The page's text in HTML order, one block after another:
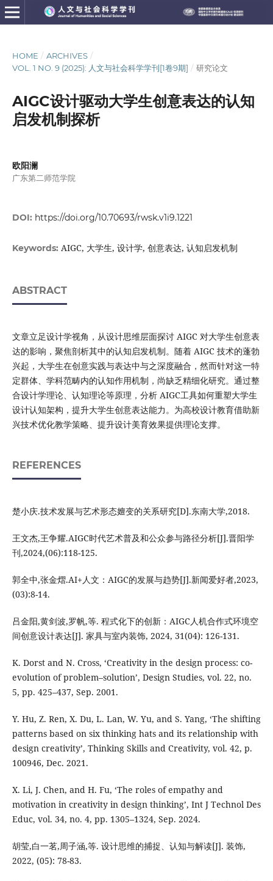
HOME / ARCHIVES /
VOL. 1 NO. 9 (2025): 人文与社会科学学刊[1卷9期] / 研究论文
AIGC设计驱动大学生创意表达的认知
启发机制探析
欧阳澜
广东第二师范学院
DOI: https://doi.org/10.70693/rwsk.v1i9.1221
Keywords: AIGC, 大学生, 设计学, 创意表达, 认知启发机制
ABSTRACT
文章立足设计学视角，从设计思维层面探讨 AIGC 对大学生创意表
达的影响，聚焦剖析其中的认知启发机制。随着 AIGC 技术的蓬勃
兴起，大学生在创意实践与表达中与之深度融合，然而针对这一特
定群体、学科范畴内的认知作用机制，尚缺乏精细化研究。通过整
合设计学理论、认知理论等原理，分析 AIGC工具如何重塑大学生
设计认知架构，提升大学生创意表达能力。为高校设计教育借助新
兴技术优化教学策略、提升设计美育效果提供理论支撑。
REFERENCES
楚小庆.技术发展与艺术形态嬗变的关系研究[D].东南大学,2018.
王文杰,王争耀.AIGC时代艺术普及和公众参与路径分析[J].晋阳学
刊,2024,(06):118-125.
郭全中,张金熠.AI+人文：AIGC的发展与趋势[J].新闻爱好者,2023,
(03):8-14.
吕金阳,黄剑波,罗帆,等. 程式化下的创新：AIGC人机合作式环境空
间创意设计表达[J]. 家具与室内装饰, 2024, 31(04): 126-131.
K. Dorst and N. Cross, ‘Creativity in the design process: co-
evolution of problem–solution’, Design Studies, vol. 22, no.
5, pp. 425–437, Sep. 2001.
Y. Hu, Z. Ren, X. Du, L. Lan, W. Yu, and S. Yang, ‘The shifting
patterns based on six thinking hats and its relationship with
design creativity’, Thinking Skills and Creativity, vol. 42, p.
100946, Dec. 2021.
X. Li, J. Chen, and H. Fu, ‘The roles of empathy and
motivation in creativity in design thinking’, Int J Technol Des
Educ, vol. 34, no. 4, pp. 1305–1324, Sep. 2024.
胡莹,白一茗,周子涵,等. 设计思维的捕捉、认知与解读[J]. 装饰,
2022, (05): 78-83.